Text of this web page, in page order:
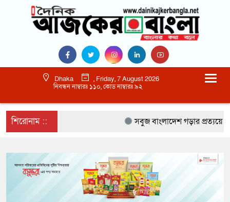
Dhaka
, Friday, 7 August 2026
নিবন্ধন নাম্বারঃ ১১০, কোড নাম্বারঃ ৯২
শিরোনাম :: সবুজ বাংলাদেশ গড়ার প্রত্যয়ে